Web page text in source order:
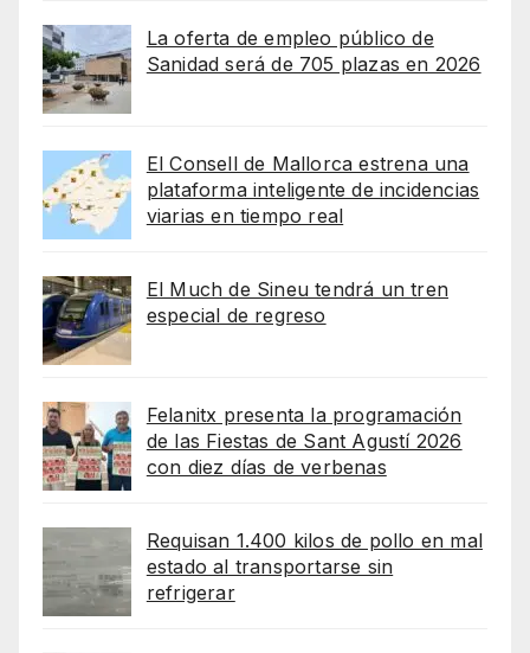
La oferta de empleo público de
Sanidad será de 705 plazas en 2026
El Consell de Mallorca estrena una
plataforma inteligente de incidencias
viarias en tiempo real
El Much de Sineu tendrá un tren
especial de regreso
Felanitx presenta la programación
de las Fiestas de Sant Agustí 2026
con diez días de verbenas
Requisan 1.400 kilos de pollo en mal
estado al transportarse sin
refrigerar